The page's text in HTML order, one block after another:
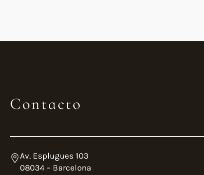
Contacto
Av. Esplugues 103
08034 – Barcelona